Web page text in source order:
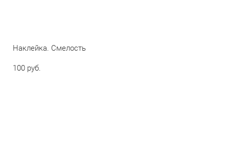
Наклейка. Смелость
100 pуб.